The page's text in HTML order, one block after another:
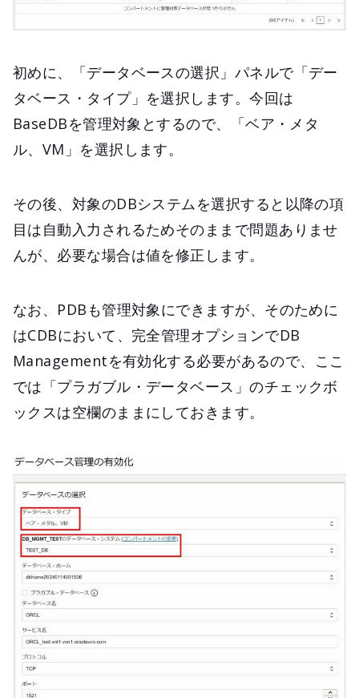
初めに、「データベースの選択」パネルで「デー
タベース・タイプ」を選択します。今回は
BaseDBを管理対象とするので、「ベア・メタ
ル、VM」を選択します。
その後、対象のDBシステムを選択すると以降の項
目は自動入力されるためそのままで問題ありませ
んが、必要な場合は値を修正します。
なお、PDBも管理対象にできますが、そのために
はCDBにおいて、完全管理オプションでDB
Managementを有効化する必要があるので、ここ
では「プラガブル・データベース」のチェックボ
ックスは空欄のままにしておきます。